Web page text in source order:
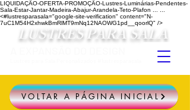
LIQUIDAÇÃO-OFERTA-PROMOÇÃO-Lustres-Luminárias-Pendentes-
Sala-Estar-Jantar-Madeira-Abajur-Arandela-Teto-Plafon ...
<#lustresparasala="google-site-verification" content="N-
7uC1M54H2xhwkBmRlMT9mNq12NAOWG1pd__qoorlQ" />
LUSTRES PARA SALA
VOLTAR A PÁGINA INICIAL